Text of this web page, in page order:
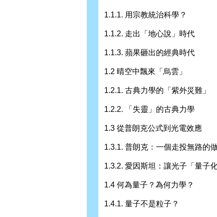
1.1.1. 用宗教統治科學？
1.1.2. 走出「地心說」時代
1.1.3. 蘋果砸出的經典時代
1.2 晴空中飄來「烏雲」
1.2.1. 古典力學的「紫外災難」
1.2.2. 「失靈」的古典力學
1.3 從普朗克公式到光電效應
1.3.1. 普朗克：一個走投無路的
1.3.2. 愛因斯坦：讓光子「量子化
1.4 何為量子？為何力學？
1.4.1. 量子不是粒子？